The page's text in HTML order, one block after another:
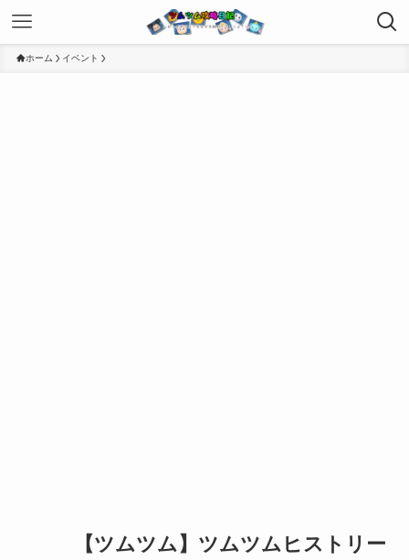
ホーム イベント
【ツムツム】ツムツムヒストリー